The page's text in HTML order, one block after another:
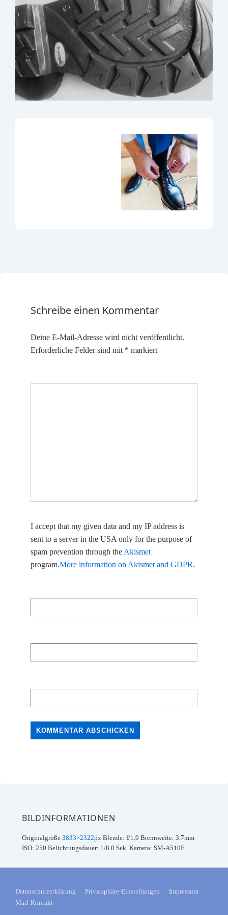
Schreibe einen Kommentar
Deine E-Mail-Adresse wird nicht veröffentlicht.
Erforderliche Felder sind mit * markiert
I accept that my given data and my IP address is
sent to a server in the USA only for the purpose of
spam prevention through the Akismet
program.More information on Akismet and GDPR.
BILDINFORMATIONEN
Originalgröße 3833×2322px Blende: f/1.9 Brennweite: 3.7mm
ISO: 250 Belichtungsdauer: 1/8.0 Sek. Kamera: SM-A510F
FOOTER-
Datenschutzerklärung Privatsphäre-Einstellungen
Impressum
Mail-Kontakt